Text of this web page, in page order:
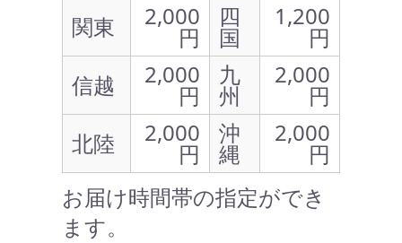
関東
2,000
円
四
国
1,200
円
信越
2,000
円
九
州
2,000
円
北陸
2,000
円
沖
縄
2,000
円
お届け時間帯の指定ができ
ます。